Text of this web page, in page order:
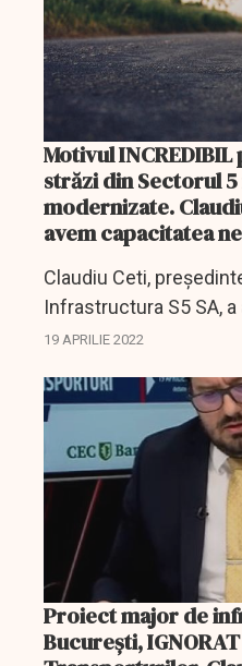
Motivul
străzi din Sectorul
modernizate.
avem capacitatea
Claudiu Ceti,
Infrastructura S5 SA,
unei situaţii incredibile:
străzi...
19 APRILIE 2022
Proiect major de
Bucureşti,